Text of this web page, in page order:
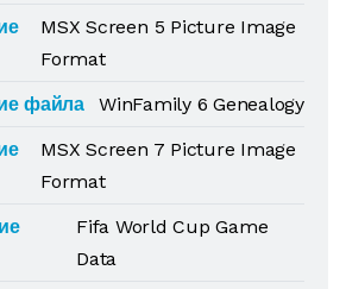
MSX Screen 5 Picture Image
Format
файла
WinFamily 6 Genealogy
MSX Screen 7 Picture Image
Format
Fifa World Cup Game
Data